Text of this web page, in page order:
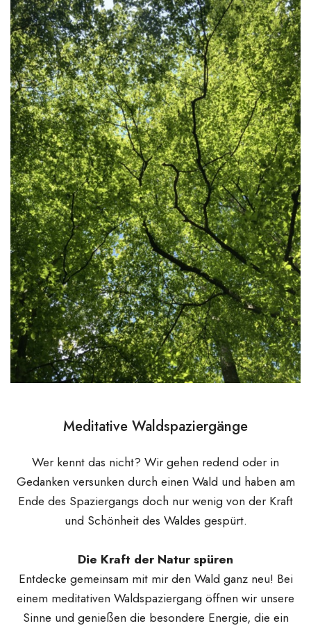
Meditative Waldspaziergänge
Wer kennt das nicht? Wir gehen redend oder in
Gedanken versunken durch einen Wald und haben am
Ende des Spaziergangs doch nur wenig von der Kraft
und Schönheit des Waldes gespürt.
Die Kraft der Natur spüren
Entdecke gemeinsam mit mir den Wald ganz neu! Bei
einem meditativen Waldspaziergang öffnen wir unsere
Sinne und genießen die besondere Energie, die ein